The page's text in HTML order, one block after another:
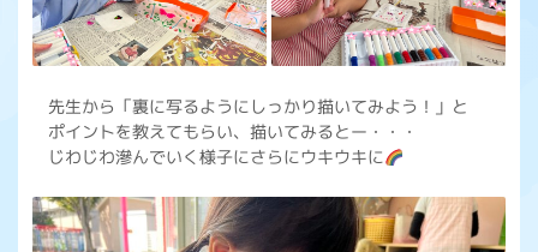
先生から「裏に写るようにしっかり描いてみよう！」と
ポイントを教えてもらい、描いてみるとー・・・
じわじわ滲んでいく様子にさらにウキウキに